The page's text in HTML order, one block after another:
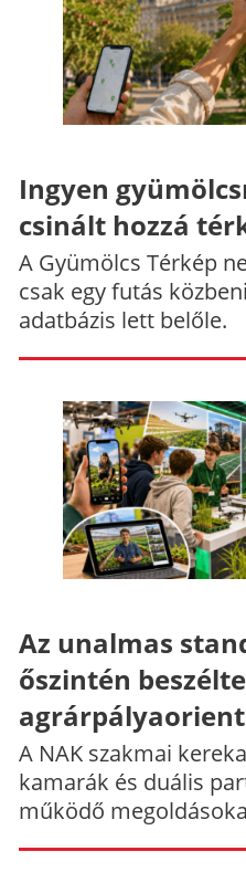
Ingyen
csinált hozzá
A Gyümölcs Térkép
csak egy futás
adatbázis lett belőle.
Az unalmas
őszintén
A NAK szakmai
kamarák és duális
működő